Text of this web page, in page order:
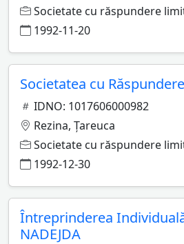
Societate cu răspundere
1992-11-20
Societatea cu
IDNO: 1017606000982
Rezina, Ţareuca
Societate cu răspundere
1992-12-30
Întreprinderea
NADEJDA